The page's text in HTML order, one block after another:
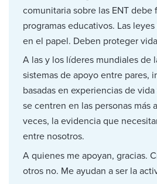
comunitaria sobre las ENT debe
programas educativos. Las
en el papel. Deben proteger
A las y los líderes mundiales de
sistemas de apoyo entre pares,
basadas en experiencias de
se centren en las personas más
veces, la evidencia que
entre nosotros.
A quienes me apoyan, gracias.
otros no. Me ayudan a ser la